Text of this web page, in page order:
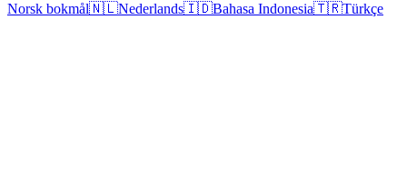
Norsk bokmål🇳🇱Nederlands🇮🇩Bahasa Indonesia🇹🇷Türkçe